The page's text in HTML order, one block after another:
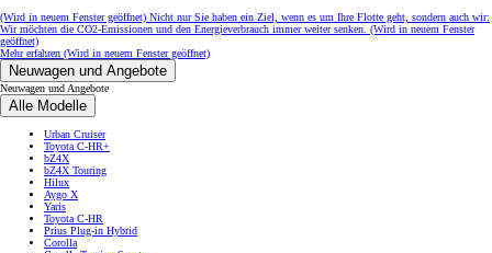
(Wird in neuem Fenster geöffnet) Nicht nur Sie haben ein Ziel, wenn es um Ihre Flotte geht, sondern auch wir:
Wir möchten die CO2-Emissionen und den Energieverbrauch immer weiter senken. (Wird in neuem Fenster
geöffnet)
Mehr erfahren (Wird in neuem Fenster geöffnet)
Neuwagen und Angebote
Neuwagen und Angebote
Alle Modelle
Urban Cruiser
Toyota C-HR+
bZ4X
bZ4X Touring
Hilux
Aygo X
Yaris
Toyota C-HR
Prius Plug-in Hybrid
Corolla